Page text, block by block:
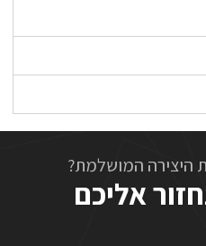
היצירה המושלמת?
אליכם